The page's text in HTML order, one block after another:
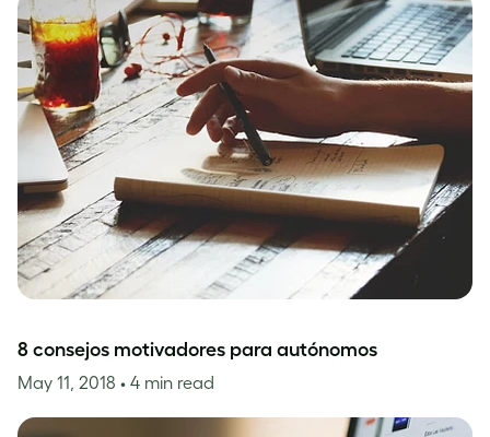
8 consejos motivadores para autónomos
May 11, 2018 • 4 min read